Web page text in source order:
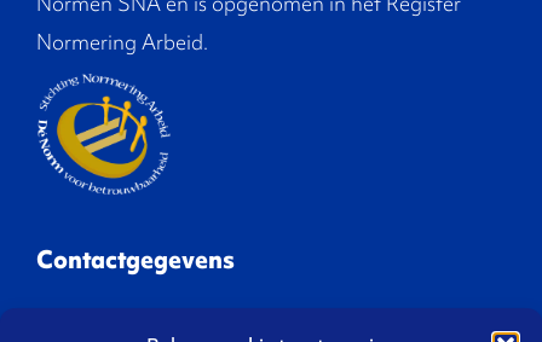
Normering Arbeid.
Contactgegevens